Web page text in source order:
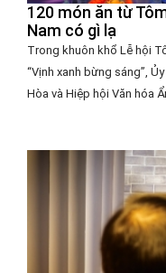
120 món ăn từ
Nam có gì lạ
Trong khuôn khổ Lễ hội
“Vịnh xanh bừng sáng”,
Hòa và Hiệp hội Văn hóa